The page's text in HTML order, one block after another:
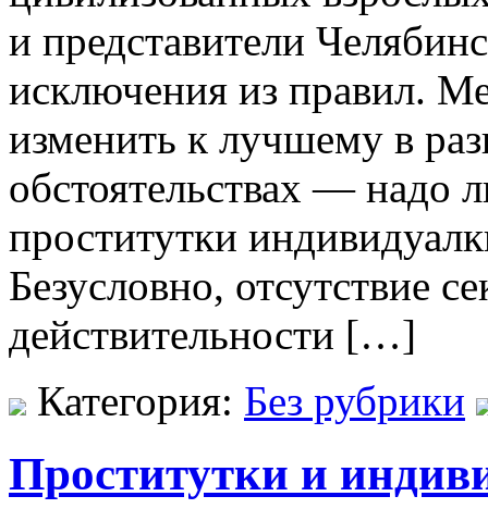
и представители
исключения из правил.
изменить к лучшему в
обстоятельствах — надо
проститутки
Безусловно, отсутствие
действительности […]
Категория: Без рубрики
Проститутки и